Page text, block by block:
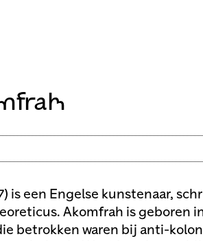
is een Engelse kunstenaar,
Akomfrah is geboren
betrokken waren bij anti-